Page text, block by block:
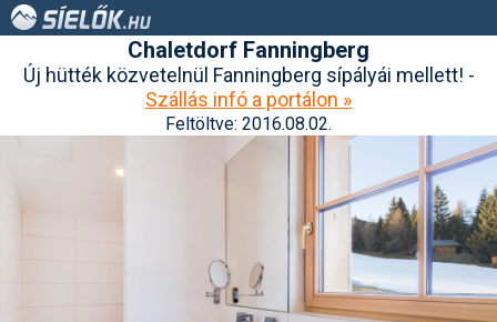
Chaletdorf Fanningberg
Új hütték közvetelnül Fanningberg sípályái mellett! -
Szállás infó a portálon »
Feltöltve: 2016.08.02.